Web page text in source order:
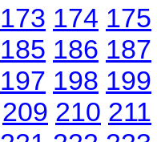
173 174 175
185 186 187
197 198 199
209 210 211